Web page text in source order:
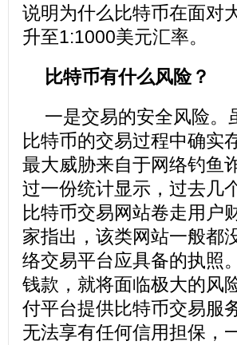
说明为什么比特币在面对
升至1:1000美元汇率。
比特币有什么风险？
一是交易的安全风险。
比特币的交易过程中确实
最大威胁来自于网络钓鱼
过一份统计显示，过去几
比特币交易网站卷走用户
家指出，该类网站一般都
络交易平台应具备的执照
钱款，就将面临极大的风
付平台提供比特币交易服
无法享有任何信用担保，